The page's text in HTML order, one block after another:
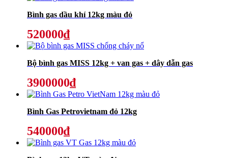
Bình gas dầu khí 12kg màu đỏ
520000₫
Bộ bình gas MISS 12kg + van gas + dây dẫn gas
3900000₫
Bình Gas Petrovietnam đỏ 12kg
540000₫